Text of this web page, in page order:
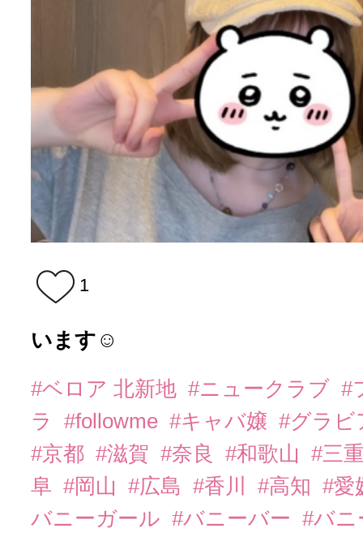
1
います☺️
#ベロア 北新地 #ニュークラブ #
ラ
#followme #キャバ嬢 #グラ
#京都 #滋賀 #奈良 #和歌山
#三
阜 #岡山 #広島 #香川 #高知 #愛
バニーガール #バニーバー #バ